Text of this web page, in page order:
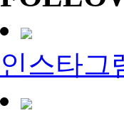
인스타그